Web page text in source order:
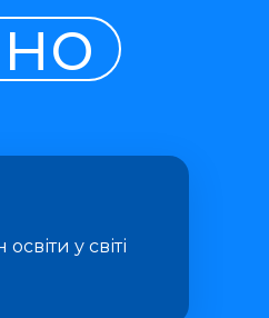
у світі